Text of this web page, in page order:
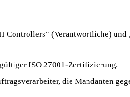
Controllers” (Verantwortliche)
ISO 27001-Zertifizierung.
die Mandanten